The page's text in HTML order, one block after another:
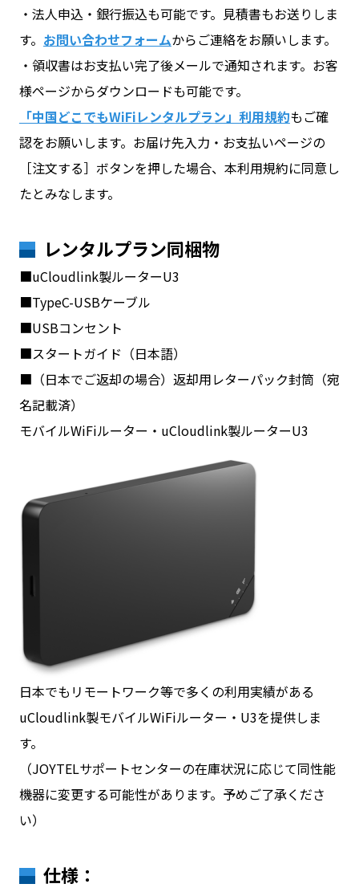
・法人申込・銀行振込も可能です。見積書もお送りしま
す。 お問い合わせフォームからご連絡をお願いします。
・領収書はお支払い完了後メールで通知されます。お客
様ページからダウンロードも可能です。
「中国どこでもWiFiレンタルプラン」利用規約もご確
認をお願いします。お届け先入力・お支払いページの
［注文する］ボタンを押した場合、本利用規約に同意し
たとみなします。
レンタルプラン同梱物
■uCloudlink製ルーターU3
■TypeC-USBケーブル
■USBコンセント
■スタートガイド（日本語）
■（日本でご返却の場合）返却用レターパック封筒（宛
名記載済）
モバイルWiFiルーター・uCloudlink製ルーターU3
日本でもリモートワーク等で多くの利用実績がある
uCloudlink製モバイルWiFiルーター・U3を提供しま
す。
（JOYTELサポートセンターの在庫状況に応じて同性能
機器に変更する可能性があります。予めご了承くださ
い）
仕様：